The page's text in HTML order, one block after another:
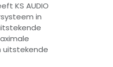
KS AUDIO
in
uitstekende